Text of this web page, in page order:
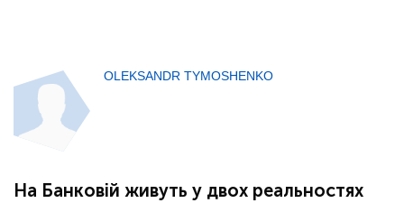
На Банковій живуть у двох реальностях
OLEKSANDR TYMOSHENKO